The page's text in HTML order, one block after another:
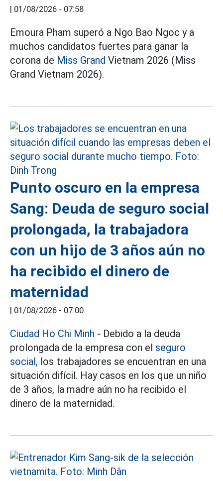
| 01/08/2026 - 07:58
Emoura Pham superó a Ngo Bao Ngoc y a
muchos candidatos fuertes para ganar la
corona de Miss Grand Vietnam 2026 (Miss
Grand Vietnam 2026).
Punto oscuro en la empresa
Sang: Deuda de seguro social
prolongada, la trabajadora
con un hijo de 3 años aún no
ha recibido el dinero de
maternidad
| 01/08/2026 - 07:00
Ciudad Ho Chi Minh - Debido a la deuda
prolongada de la empresa con el seguro
social, los trabajadores se encuentran en una
situación difícil. Hay casos en los que un niño
de 3 años, la madre aún no ha recibido el
dinero de la maternidad.